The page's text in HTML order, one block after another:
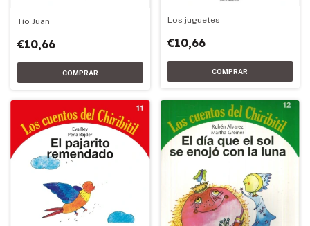
Tío Juan
€10,66
Los juguetes
€10,66